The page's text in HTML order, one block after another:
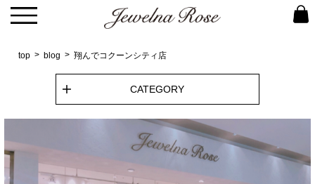
top blog 翔んでコクーンシティ店
CATEGORY